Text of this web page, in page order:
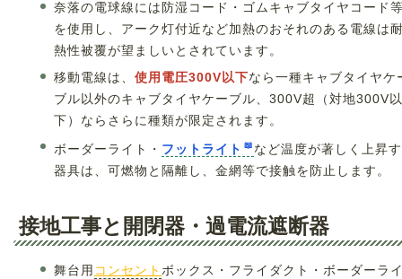
奈落の電球線には防湿コード・ゴムキャブタイヤコード
を使用し、アーク灯付近など加熱のおそれのある電線は
熱性被覆が望ましいとされています。
移動電線は、 使用電圧300V以下なら一種キャブタイヤケ
ブル以外のキャブタイヤケーブル、300V超（対地300V以
下）ならさらに種類が限定されます。
ボーダーライト・ フットライト
など温度が著しく上昇
器具は、可燃物と隔離し、金網等で接触を防止します。
接地工事と開閉器・過電流遮断器
舞台用 コンセント ボックス・フライダクト・ボーダーラ